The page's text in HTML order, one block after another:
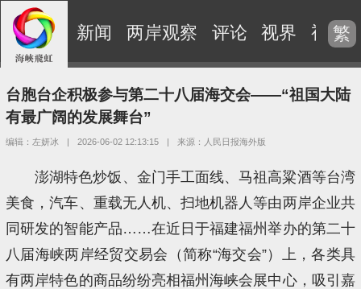
新闻 两岸观察 评论 视界 视频
繁
台胞台企积极参与第二十八届海交会——“祖国大陆
有最广阔的发展舞台”
编辑：左妍冰 | 2026-06-02 12:13:15 | 来源：人民日报海外版
澎湖特色炒饭、金门手工面线、马祖高粱酒等台湾
美食，汽车、重载无人机、扫地机器人等由两岸企业共
同研发的智能产品……在近日于福建福州举办的第二十
八届海峡两岸经贸交易会（简称“海交会”）上，各类具
有两岸特色的商品纷纷亮相福州海峡会展中心，吸引嘉